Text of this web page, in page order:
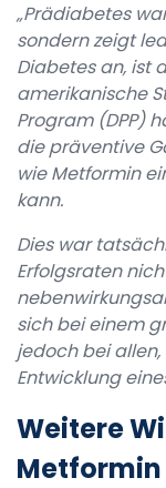
„Prädiabetes
sondern zeigt
Diabetes an, ist
amerikanische
Program (DPP)
die präventive
wie Metformin
kann.
Dies war
Erfolgsraten
sich bei einem
jedoch bei
Entwicklung
Weitere
Metformin